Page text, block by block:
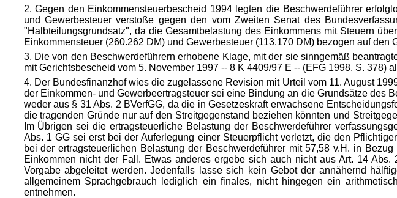
2. Gegen den Einkommensteuerbescheid 1994 legten die Beschwerdeführer
und Gewerbesteuer verstoße gegen den vom Zweiten Senat des
"Halbteilungsgrundsatz", da die Gesamtbelastung des Einkommens mit Steuern
Einkommensteuer (260.262 DM) und Gewerbesteuer (113.170 DM) bezogen auf den
3. Die von den Beschwerdeführern erhobene Klage, mit der sie sinngemäß
mit Gerichtsbescheid vom 5. November 1997 -- 8 K 4409/97 E -- (EFG 1998, S. 378)
4. Der Bundesfinanzhof wies die zugelassene Revision mit Urteil vom 11. August
der Einkommen- und Gewerbeertragsteuer sei eine Bindung an die Grundsätze des
weder aus § 31 Abs. 2 BVerfGG, da die in Gesetzeskraft erwachsene
die tragenden Gründe nur auf den Streitgegenstand beziehen könnten und
Im Übrigen sei die ertragsteuerliche Belastung der Beschwerdeführer
Abs. 1 GG sei erst bei der Auferlegung einer Steuerpflicht verletzt, die den
bei der ertragsteuerlichen Belastung der Beschwerdeführer mit 57,58 v.H. in
Einkommen nicht der Fall. Etwas anderes ergebe sich auch nicht aus Art. 14
Vorgabe abgeleitet werden. Jedenfalls lasse sich kein Gebot der annähernd
allgemeinem Sprachgebrauch lediglich ein finales, nicht hingegen ein
entnehmen.